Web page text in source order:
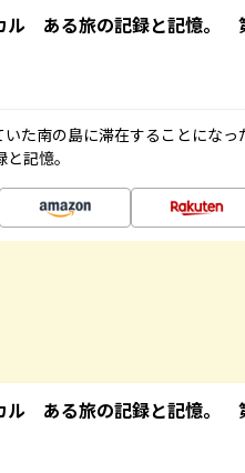
ル ある旅の記録と記憶。
た南の島に滞在することにな
記憶。
ル ある旅の記録と記憶。